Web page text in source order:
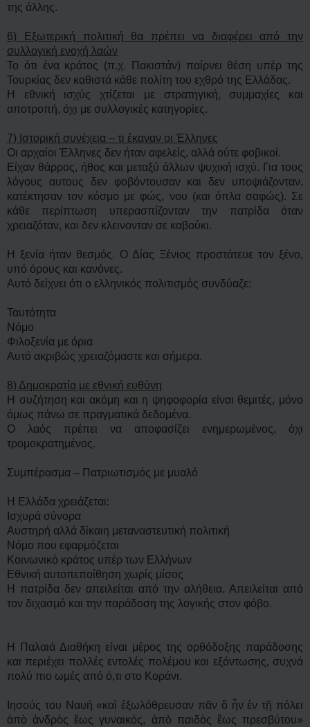
της άλλης.
6) Εξωτερική πολιτική θα πρέπει να διαφέρει από την
συλλογική ενοχή λαών
Το ότι ένα κράτος (π.χ. Πακιστάν) παίρνει θέση υπέρ της
Τουρκίας δεν καθιστά κάθε πολίτη του εχθρό της Ελλάδας.
Η εθνική ισχύς χτίζεται με στρατηγική, συμμαχίες και
αποτροπή, όχι με συλλογικές κατηγορίες.
7) Ιστορική συνέχεια – τι έκαναν οι Έλληνες
Οι αρχαίοι Έλληνες δεν ήταν αφελείς, αλλά ούτε φοβικοί.
Είχαν θάρρος, ήθος και μεταξύ άλλων ψυχική ισχύ. Για τους
λόγους αυτους δεν φοβόντουσαν και δεν υποψιάζονταν.
κατέκτησαν τον κόσμο με φώς, νου (και όπλα σαφώς). Σε
κάθε περίπτωση υπερασπίζονταν την πατρίδα όταν
χρειαζόταν, και δεν κλεινονταν σε καβούκι.
Η ξενία ήταν θεσμός. Ο Δίας Ξένιος προστάτευε τον ξένο,
υπό όρους και κανόνες.
Αυτό δείχνει ότι ο ελληνικός πολιτισμός συνδύαζε:
Ταυτότητα
Νόμο
Φιλοξενία με όρια
Αυτό ακριβώς χρειαζόμαστε και σήμερα.
8) Δημοκρατία με εθνική ευθύνη
Η συζήτηση και ακόμη και η ψηφοφορία είναι θεμιτές, μόνο
όμως πάνω σε πραγματικά δεδομένα.
Ο λαός πρέπει να αποφασίζει ενημερωμένος, όχι
τρομοκρατημένος.
Συμπέρασμα – Πατριωτισμός με μυαλό
Η Ελλάδα χρειάζεται:
Ισχυρά σύνορα
Αυστηρή αλλά δίκαιη μεταναστευτική πολιτική
Νόμο που εφαρμόζεται
Κοινωνικό κράτος υπέρ των Ελλήνων
Εθνική αυτοπεποίθηση χωρίς μίσος
Η πατρίδα δεν απειλείται από την αλήθεια. Απειλείται από
τον διχασμό και την παράδοση της λογικής στον φόβο.
Η Παλαιά Διαθήκη είναι μέρος της ορθόδοξης παράδοσης
και περιέχει πολλές εντολές πολέμου και εξόντωσης, συχνά
πολύ πιο ωμές από ό,τι στο Κοράνι.
Ιησούς του Ναυή «καὶ ἐξωλόθρευσαν πᾶν ὃ ἦν ἐν τῇ πόλει
ἀπὸ ἀνδρὸς ἕως γυναικός, ἀπὸ παιδὸς ἕως πρεσβύτου»